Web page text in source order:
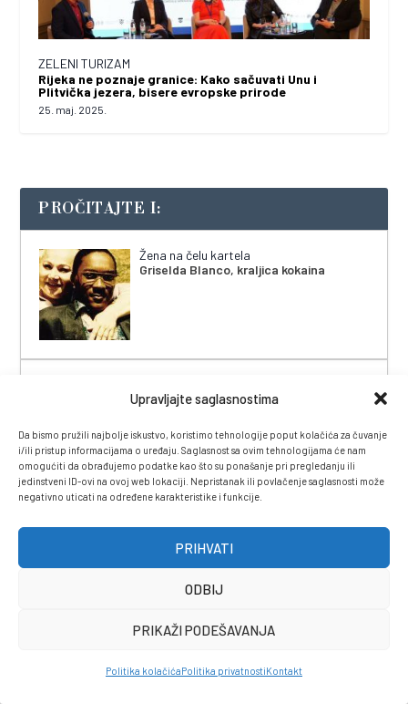
Upravljajte saglasnostima
Da bismo pružili najbolje iskustvo, koristimo tehnologije poput kolačića za čuvanje
i/ili pristup informacijama o uređaju. Saglasnost sa ovim tehnologijama će nam
omogućiti da obrađujemo podatke kao što su ponašanje pri pregledanju ili
jedinstveni ID-ovi na ovoj web lokaciji. Nepristanak ili povlačenje saglasnosti može
negativno uticati na određene karakteristike i funkcije.
PRIHVATI
ODBIJ
PRIKAŽI PODEŠAVANJA
Politika kolačićaPolitika privatnostiKontakt
ZELENI TURIZAM
Rijeka ne poznaje granice: Kako sačuvati Unu i
Plitvička jezera, bisere evropske prirode
25. maj. 2025.
PROČITAJTE I:
Žena na čelu kartela
Griselda Blanco, kraljica kokaina
Alija Izetbegović – čovjek kojeg nisu
Svjetsko tržište hrane pod novim
pritiskom: Klima i geopolitika ponovo
Šta govore rane u Gazi: Izraelska